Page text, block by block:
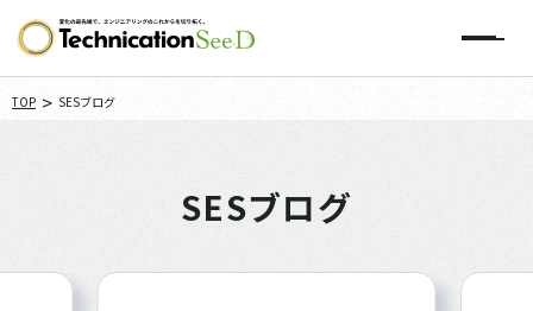
TOP > SESブログ
SESブログ